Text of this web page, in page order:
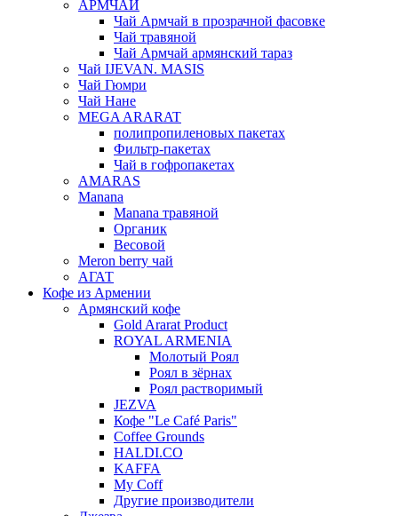
АРМЧАЙ
Чай Армчай в прозрачной фасовке
Чай травяной
Чай Армчай армянский тараз
Чай IJEVAN. MASIS
Чай Гюмри
Чай Нане
MEGA ARARAT
полипропиленовых пакетах
Фильтр-пакетах
Чай в гофропакетах
AMARAS
Manana
Manana травяной
Органик
Весовой
Meron berry чай
АГАТ
Кофе из Армении
Армянский кофе
Gold Ararat Product
ROYAL ARMENIA
Молотый Роял
Роял в зёрнах
Роял растворимый
JEZVA
Кофе "Le Café Paris"
Coffee Grounds
HALDI.CO
KAFFA
My Coff
Другие производители